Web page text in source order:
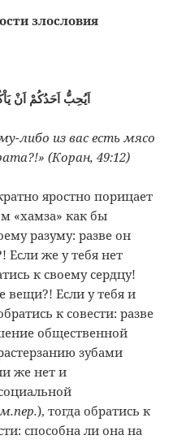
злословия
اَيُحِبُّ اَحَدُكُمْ اَنْ
либо из вас есть мясо
(Коран, 49:12)
яростно порицает
«хамза» как бы
разуму: разве он
Если же у тебя нет
к своему сердцу!
вещи?! Если у тебя и
к совести: разве
общественной
зубами
же нет и
), тогда обратись к
способна ли она на